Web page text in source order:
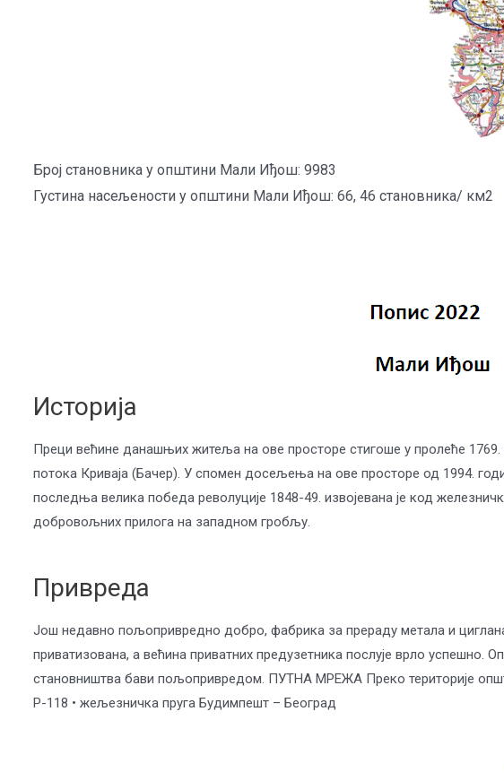
Број становника у општини Мали Иђош: 9983
Густина насељености у општини Мали Иђош: 66, 46 становника/ км2
Историја
Преци већине данашњих житеља на ове просторе стигоше у пролеће
потока Криваја (Бачер). У спомен досељења на ове просторе од 1994.
последња велика победа револуције 1848-49. извојевана је код
добровољних прилога на западном гробљу.
Привреда
Још недавно пољопривредно добро, фабрика за прераду метала и
приватизована, а већина приватних предузетника послује врло
становништва бави пољопривредом. ПУТНА МРЕЖА Преко територије
Р-118 • жељезничка пруга Будимпешт – Београд